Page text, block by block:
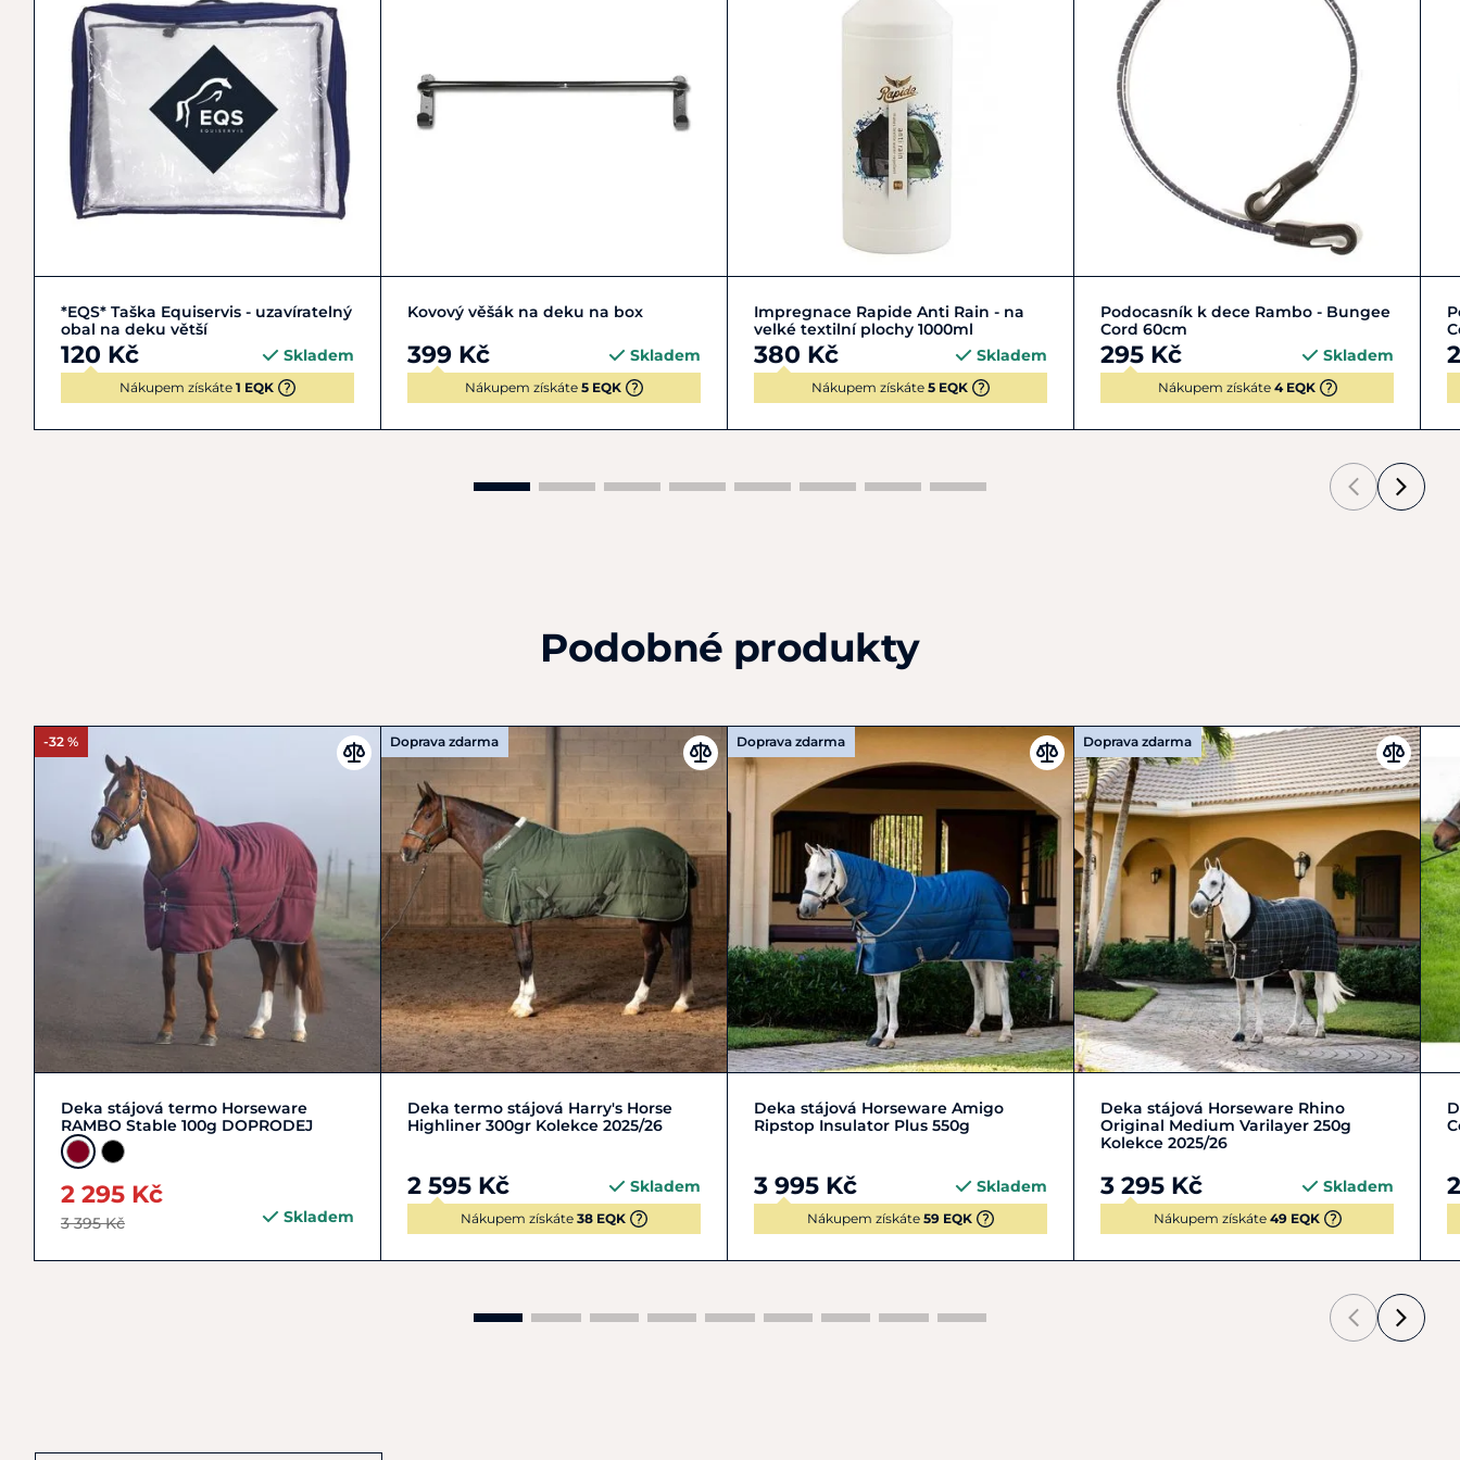
Do košíku
*EQS* Taška Equiservis - uzavíratelný
obal na deku větší
120 Kč Skladem
Nákupem získáte 1 EQK
Do košíku
Kovový věšák na deku na box
399 Kč Skladem
Nákupem získáte 5 EQK
Do košíku
Impregnace Rapide Anti Rain - na
velké textilní plochy 1000ml
380 Kč Skladem
Nákupem získáte 5 EQK
Do košíku
Podocasník k dece Rambo - Bungee
Cord 60cm
295 Kč Skladem
Nákupem získáte 4 EQK
Podobné produkty
-32 %
Zobrazit detail
Deka stájová termo Horseware
RAMBO Stable 100g DOPRODEJ
2 295 Kč
3 395 Kč Skladem
Doprava zdarma
XL | 150-155 cm XXL | 160-165 cm
Deka termo stájová Harry's Horse
Highliner 300gr Kolekce 2025/26
2 595 Kč Skladem
Nákupem získáte 38 EQK
Doprava zdarma
L | 140-145 cm XL | 150-155 cm
Deka stájová Horseware Amigo
Ripstop Insulator Plus 550g
3 995 Kč Skladem
Nákupem získáte 59 EQK
Doprava zdarma
L | 140-145 cm M | 130-135 cm
Deka stájová Horseware Rhino
Original Medium Varilayer 250g
Kolekce 2025/26
3 295 Kč Skladem
Nákupem získáte 49 EQK